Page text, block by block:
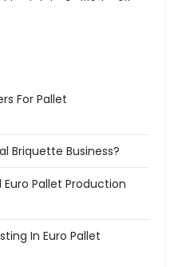
For Pallet
Briquette Business?
Pallet Production
In Euro Pallet